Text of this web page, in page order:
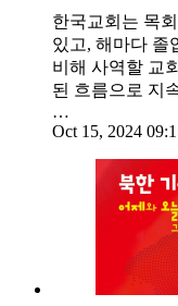
한국교회는 목
있고, 해마다 졸
비해 사역할 교
된 흐름으로 지
…
Oct 15, 2024